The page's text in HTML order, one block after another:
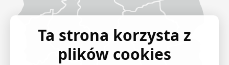
Ta strona korzysta z
plików cookies